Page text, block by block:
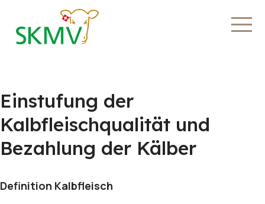
Einstufung der
Kalbfleischqualität und
Bezahlung der Kälber
Definition Kalbfleisch